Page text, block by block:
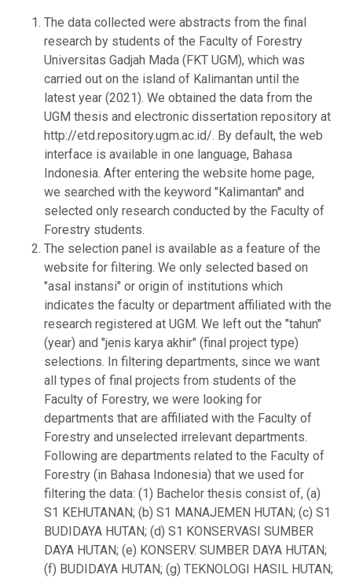
The data collected were abstracts from the final
research by students of the Faculty of Forestry
Universitas Gadjah Mada (FKT UGM), which was
carried out on the island of Kalimantan until the
latest year (2021). We obtained the data from the
UGM thesis and electronic dissertation repository at
http://etd.repository.ugm.ac.id/. By default, the web
interface is available in one language, Bahasa
Indonesia. After entering the website home page,
we searched with the keyword "Kalimantan'' and
selected only research conducted by the Faculty of
Forestry students.
The selection panel is available as a feature of the
website for filtering. We only selected based on
"asal instansi" or origin of institutions which
indicates the faculty or department affiliated with the
research registered at UGM. We left out the "tahun"
(year) and "jenis karya akhir" (final project type)
selections. In filtering departments, since we want
all types of final projects from students of the
Faculty of Forestry, we were looking for
departments that are affiliated with the Faculty of
Forestry and unselected irrelevant departments.
Following are departments related to the Faculty of
Forestry (in Bahasa Indonesia) that we used for
filtering the data: (1) Bachelor thesis consist of, (a)
S1 KEHUTANAN; (b) S1 MANAJEMEN HUTAN; (c) S1
BUDIDAYA HUTAN; (d) S1 KONSERVASI SUMBER
DAYA HUTAN; (e) KONSERV. SUMBER DAYA HUTAN;
(f) BUDIDAYA HUTAN; (g) TEKNOLOGI HASIL HUTAN;